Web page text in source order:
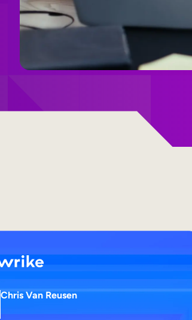
Chris Van Reusen